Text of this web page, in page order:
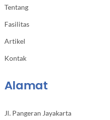
Tentang
Fasilitas
Artikel
Kontak
Alamat
Jl. Pangeran Jayakarta